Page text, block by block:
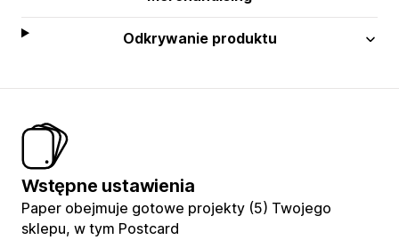
Odkrywanie produktu
Wstępne ustawienia
Paper obejmuje gotowe projekty (5) Twojego
sklepu, w tym Postcard